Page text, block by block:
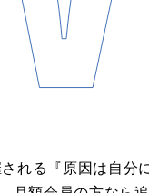
れる『原因は自分